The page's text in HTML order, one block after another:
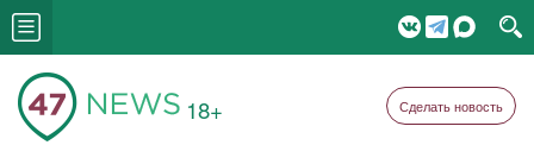
18+ Сделать новость